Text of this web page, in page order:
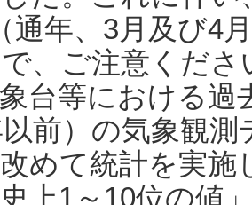
通年、3月及び4
、ご注意くだ
台等における過
以前）の気象観
めて統計を実
上1～10位の値